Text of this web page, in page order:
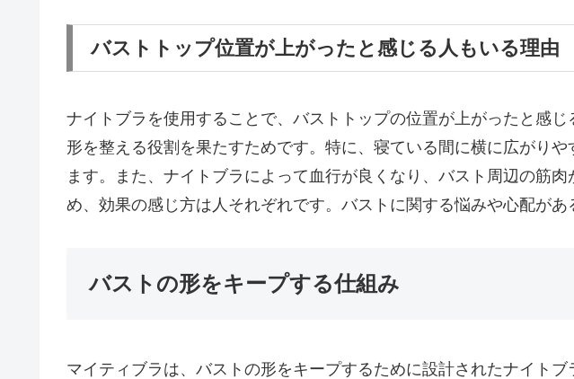
バストトップ位置が上がったと感じる人もいる理由
ナイトブラを使用することで、バストトップの位置が上がったと感
形を整える役割を果たすためです。特に、寝ている間に横に広がり
ます。また、ナイトブラによって血行が良くなり、バスト周辺の筋
め、効果の感じ方は人それぞれです。バストに関する悩みや心配があ
バストの形をキープする仕組み
マイティブラは、バストの形をキープするために設計されたナイト